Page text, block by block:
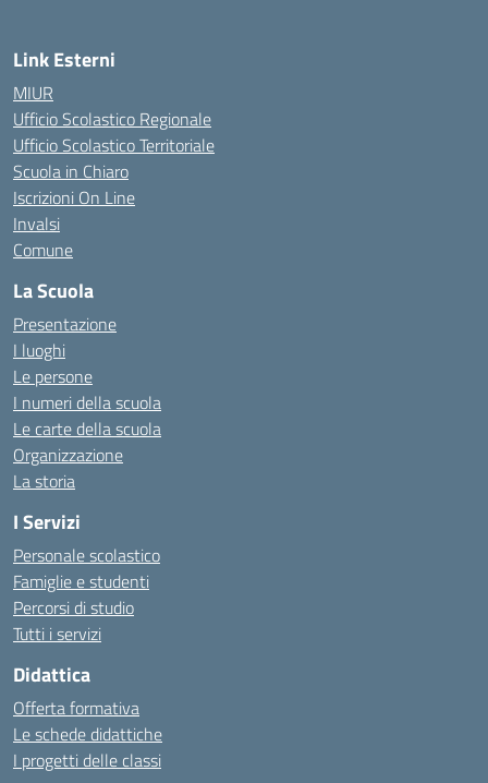
Link Esterni
MIUR
Ufficio Scolastico Regionale
Ufficio Scolastico Territoriale
Scuola in Chiaro
Iscrizioni On Line
Invalsi
Comune
La Scuola
Presentazione
I luoghi
Le persone
I numeri della scuola
Le carte della scuola
Organizzazione
La storia
I Servizi
Personale scolastico
Famiglie e studenti
Percorsi di studio
Tutti i servizi
Didattica
Offerta formativa
Le schede didattiche
I progetti delle classi